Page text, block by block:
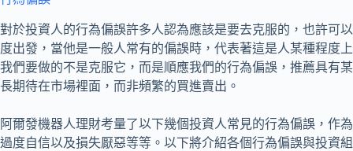
對於投資人的行為偏誤許多人認為應該是要去克服的，也許可
度出發，當他是一般人常有的偏誤時，代表著這是人某種程度
我們要做的不是克服它，而是順應我們的行為偏誤，推薦具有
長期待在市場裡面，而非頻繁的買進賣出。
阿爾發機器人理財考量了以下幾個投資人常見的行為偏誤，作
過度自信以及損失厭惡等等。以下將介紹各個行為偏誤與投資